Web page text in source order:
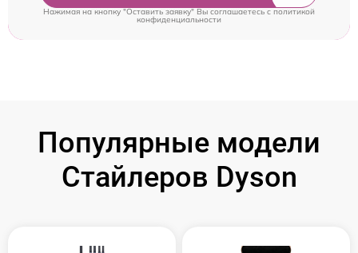
Нажимая на кнопку "Оставить заявку" Вы соглашаетесь c политикой
конфиденциальности
Популярные модели
Стайлеров Dyson